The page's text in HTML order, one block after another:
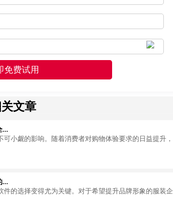
文章
...
小觑的影响。随着消费者对购物体验要求的日益提升，
...
的选择变得尤为关键。对于希望提升品牌形象的服装企